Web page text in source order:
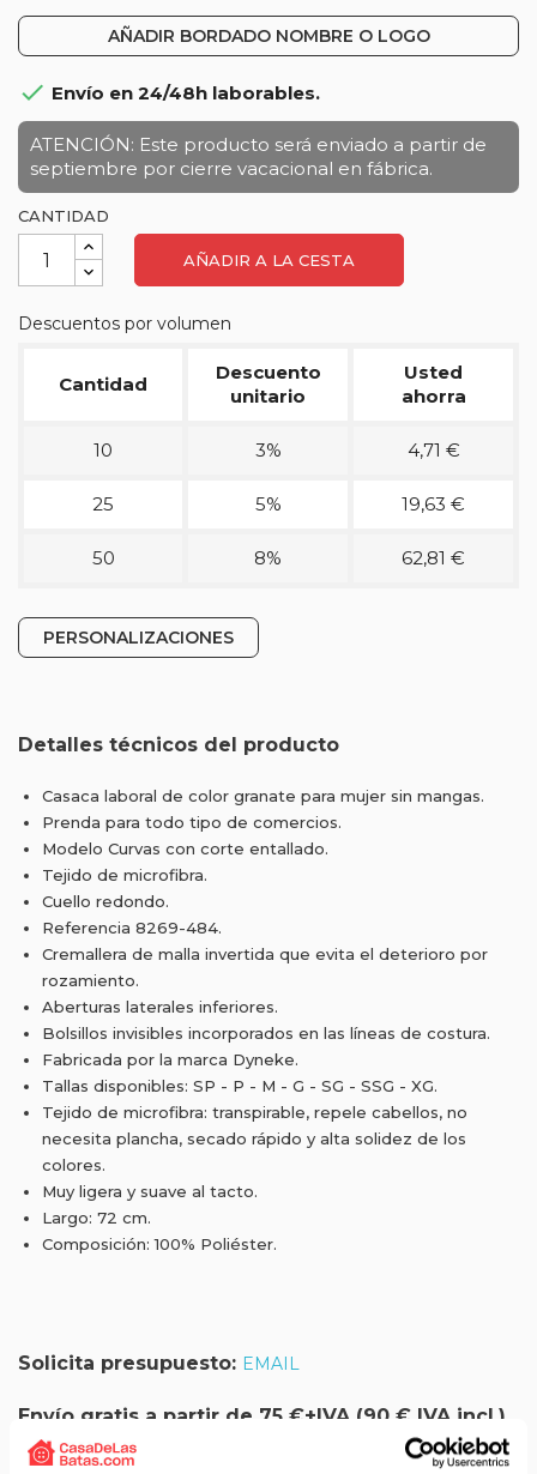
AÑADIR BORDADO NOMBRE O LOGO
 Envío en 24/48h laborables.
ATENCIÓN: Este producto será enviado a partir de
septiembre por cierre vacacional en fábrica.
CANTIDAD
AÑADIR A LA CESTA
Descuentos por volumen
Cantidad
Descuento
unitario
Usted
ahorra
10 3% 4,71 €
25 5% 19,63 €
50 8% 62,81 €
PERSONALIZACIONES
Detalles técnicos del producto
Casaca laboral de color granate para mujer sin mangas.
Prenda para todo tipo de comercios.
Modelo Curvas con corte entallado.
Tejido de microfibra.
Cuello redondo.
Referencia 8269-484.
Cremallera de malla invertida que evita el deterioro por
rozamiento.
Aberturas laterales inferiores.
Bolsillos invisibles incorporados en las líneas de costura.
Fabricada por la marca Dyneke.
Tallas disponibles: SP - P - M - G - SG - SSG - XG.
Tejido de microfibra: transpirable, repele cabellos, no
necesita plancha, secado rápido y alta solidez de los
colores.
Muy ligera y suave al tacto.
Largo: 72 cm.
Composición: 100% Poliéster.
Solicita presupuesto: EMAIL
Envío gratis a partir de 75 €+IVA (90 € IVA incl.)
Aprovecha el envío gratuito en toda España excepto